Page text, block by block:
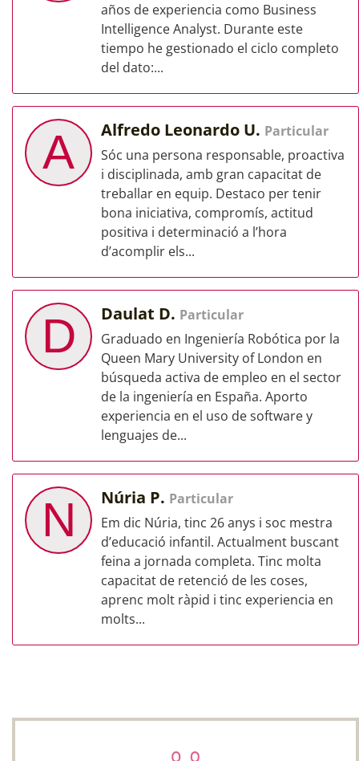
años de experiencia como Business
Intelligence Analyst. Durante este
tiempo he gestionado el ciclo completo
del dato:...
A Alfredo Leonardo U. Particular
Sóc una persona responsable, proactiva
i disciplinada, amb gran capacitat de
treballar en equip. Destaco per tenir
bona iniciativa, compromís, actitud
positiva i determinació a l’hora
d’acomplir els...
D Daulat D. Particular
Graduado en Ingeniería Robótica por la
Queen Mary University of London en
búsqueda activa de empleo en el sector
de la ingeniería en España. Aporto
experiencia en el uso de software y
lenguajes de...
N Núria P. Particular
Em dic Núria, tinc 26 anys i soc mestra
d’educació infantil. Actualment buscant
feina a jornada completa. Tinc molta
capacitat de retenció de les coses,
aprenc molt ràpid i tinc experiencia en
molts...